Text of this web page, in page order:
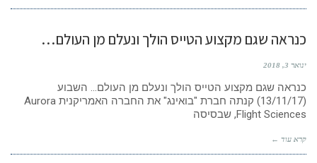
כנראה שגם מקצוע הטייס הולך ונעלם מן העולם…
ינואר 3, 2018
כנראה שגם מקצוע הטייס הולך ונעלם מן העולם… השבוע
(13/11/17) קנתה חברת "בואינג" את החברה האמריקנית Aurora
Flight Sciences, שבסיסה
קרא עוד ←